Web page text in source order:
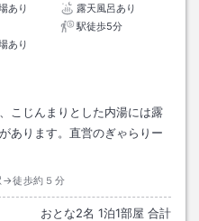
あり
露天風呂あり
駅徒歩5分
あり
こじんまりとした内湯には露
あります。直営のぎゃらりー
→徒歩約５分
おとな2名 1泊1部屋 合計